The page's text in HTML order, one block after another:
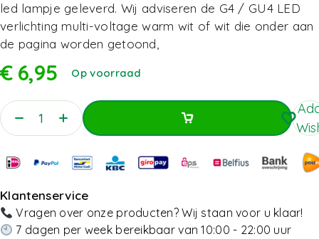
led lampje geleverd. Wij adviseren de G4 / GU4 LED
verlichting multi-voltage warm wit of wit die onder aan
de pagina worden getoond,
€6,95 Op voorraad
Toevoegen Aan Winkelwagen
Klantenservice
Vragen over onze producten? Wij staan voor u klaar!
7 dagen per week bereikbaar van 10:00 - 22:00 uur